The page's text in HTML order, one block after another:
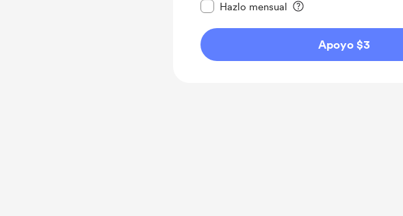
Hazlo mensual
Apoyo $3